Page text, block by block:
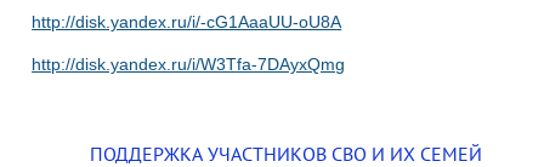
http://disk.yandex.ru/i/-cG1AaaUU-oU8A
http://disk.yandex.ru/i/W3Tfa-7DAyxQmg
ПОДДЕРЖКА УЧАСТНИКОВ СВО И ИХ СЕМЕЙ